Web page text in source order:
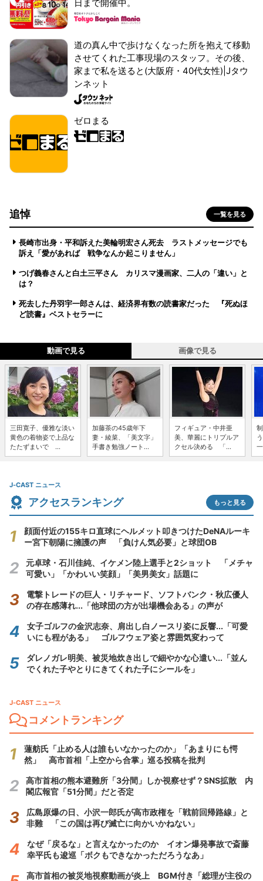
日まで開催中。
道の真ん中で歩けなくなった所を抱えて移動
させてくれた工事現場のスタッフ。その後、
家まで私を送ると(大阪府・40代女性)|Jタウ
ンネット
ゼロまる
追悼 一覧を見る
長崎市出身・平和訴えた美輪明宏さん死去 ラストメッセージでも
訴え「愛があれば 戦争なんか起こりません」
つげ義春さんと白土三平さん カリスマ漫画家、二人の「違い」と
は？
死去した丹羽宇一郎さんは、経済界有数の読書家だった 『死ぬほ
ど読書』ベストセラーに
動画で見る 画像で見る
三田寛子、優雅な淡い
黄色の着物姿で上品な
たたずまいで ...
加藤茶の45歳年下
妻・綾菜、「美文字」
手書き勉強ノート...
フィギュア・中井亜
美、華麗にトリプルア
クセル決める 「...
J-CAST ニュース
アクセスランキング もっと見る
顔面付近の155キロ直球にヘルメット叩きつけたDeNAルーキ
ー宮下朝陽に擁護の声 「負けん気必要」と球団OB
元卓球・石川佳純、イケメン陸上選手と2ショット 「メチャ
可愛い」「かわいい笑顔」「美男美女」話題に
電撃トレードの巨人・リチャード、ソフトバンク・秋広優人
の存在感薄れ...「他球団の方が出場機会ある」の声が
女子ゴルフの金沢志奈、肩出し白ノースリ姿に反響...「可愛
いにも程がある」 ゴルフウェア姿と雰囲気変わって
ダレノガレ明美、被災地炊き出しで細やかな心遣い...「並ん
でくれた子やとりにきてくれた子にシールを」
J-CAST ニュース
コメントランキング
蓮舫氏「止める人は誰もいなかったのか」「あまりにも愕
然」 高市首相「上空から合掌」巡る投稿を批判
高市首相の熊本避難所「3分間」しか視察せず？SNS拡散 内
閣広報官「51分間」だと否定
広島原爆の日、小沢一郎氏が高市政権を「戦前回帰路線」と
非難 「この国は再び滅亡に向かいかねない」
なぜ「戻るな」と言えなかったのか イオン爆発事故で斎藤
幸平氏も逡巡「ボクもできなかっただろうなあ」
高市首相の被災地視察動画が炎上 BGM付き「総理が主役の